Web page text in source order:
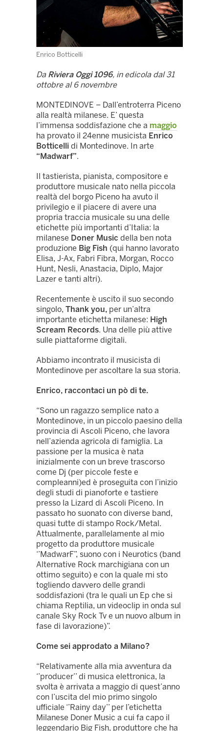
Enrico Botticelli
Da Riviera Oggi 1096, in edicola dal 31
ottobre al 6 novembre
MONTEDINOVE – Dall’entroterra Piceno
alla realtà milanese. E’ questa
l’immensa soddisfazione che a maggio
ha provato il 24enne musicista Enrico
Botticelli di Montedinove. In arte
“Madwarf”.
Il tastierista, pianista, compositore e
produttore musicale nato nella piccola
realtà del borgo Piceno ha avuto il
privilegio e il piacere di avere una
propria traccia musicale su una delle
etichette più importanti d’Italia: la
milanese Doner Music della ben nota
produzione Big Fish (qui hanno lavorato
Elisa, J-Ax, Fabri Fibra, Morgan, Rocco
Hunt, Nesli, Anastacia, Diplo, Major
Lazer e tanti altri).
Recentemente è uscito il suo secondo
singolo, Thank you, per un’altra
importante etichetta milanese: High
Scream Records. Una delle più attive
sulle piattaforme digitali.
Abbiamo incontrato il musicista di
Montedinove per ascoltare la sua storia.
Enrico, raccontaci un pò di te.
“Sono un ragazzo semplice nato a
Montedinove, in un piccolo paesino della
provincia di Ascoli Piceno, che lavora
nell’azienda agricola di famiglia. La
passione per la musica è nata
inizialmente con un breve trascorso
come Dj (per piccole feste e
compleanni)ed è proseguita con l’inizio
degli studi di pianoforte e tastiere
presso la Lizard di Ascoli Piceno. In
passato ho suonato con diverse band,
quasi tutte di stampo Rock/Metal.
Attualmente, parallelamente al mio
progetto da produttore musicale
‘’MadwarF”, suono con i Neurotics (band
Alternative Rock marchigiana con un
ottimo seguito) e con la quale mi sto
togliendo davvero delle grandi
soddisfazioni (tra le quali un Ep che si
chiama Reptilia, un videoclip in onda sul
canale Sky Rock Tv e un nuovo album in
fase di lavorazione)”.
Come sei approdato a Milano?
“Relativamente alla mia avventura da
‘’producer’’ di musica elettronica, la
svolta è arrivata a maggio di quest’anno
con l’uscita del mio primo singolo
ufficiale ‘’Rainy day’’ per l’etichetta
Milanese Doner Music a cui fa capo il
leggendario Big Fish, produttore che ha